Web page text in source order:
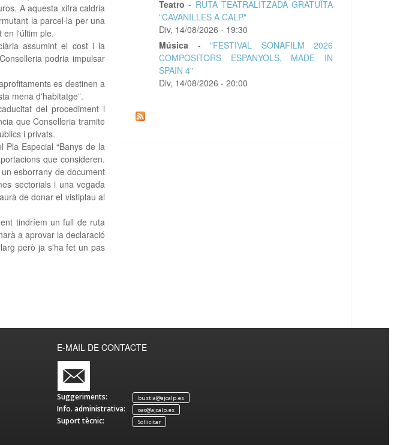
A aquesta xifra caldria
la parcel·la per una
en l'últim ple.
assumint el cost i la
podria impulsar
es destinen a
mena d'habitatge”.
del procediment i
que Conselleria tramite
i privats.
Especial “Banys de la
que consideren.
esborrany de document
sectorials i una vegada
de donar el vistiplau al
tindríem un full de ruta
a aprovar la declaració
però ja s'ha fet un pas
Teatro - RUTA TEATRALITZADA GRATUÏTA
"CAVANILLES A CALP"
Div, 14/08/2026 - 19:30
Música
- "FESTIVAL SONAFILM 2026
COMPOSITORS ESPANYOLS, MADE IN
SPAIN 4"
Div, 14/08/2026 - 20:00
E-MAIL DE CONTACTE
Suggeriments: bustia@ajcalp.es
Info. administrativa: oac@ajcalp.es
Suport tècnic: Sol·licitar